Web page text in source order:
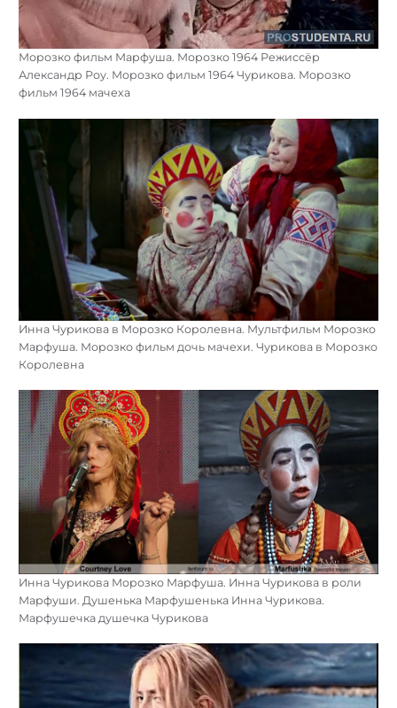
Морозко фильм Марфуша. Морозко 1964 Режиссёр
Александр Роу. Морозко фильм 1964 Чурикова. Морозко
фильм 1964 мачеха
Инна Чурикова в Морозко Королевна. Мультфильм Морозко
Марфуша. Морозко фильм дочь мачехи. Чурикова в Морозко
Королевна
Инна Чурикова Морозко Марфуша. Инна Чурикова в роли
Марфуши. Душенька Марфушенька Инна Чурикова.
Марфушечка душечка Чурикова